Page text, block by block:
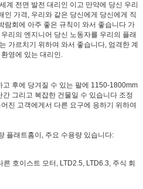
계 전면 발전 대리인 이고 만약에 당신 우리
인 가격, 우리와 같은 당신에게 당신에게 직
람회에 아주 좋은 규칙이 와서 좋습니다 가
리의 엔지니어 당신 노동자를 우리의 플래
가르치기 위하여 와서 좋습니다, 엄격한 계
영에 있는 대리인.
후에 당겨질 수 있는 팔에 1150-1800mm
그리고 복잡한 건물일 수 있습니다 조정
진 고객에게서 다른 요구에 응하기 위하여
플래트홈이, 주요 수용량 있습니다:
호이스트 모터, LTD2.5, LTD6.3, 주식 회